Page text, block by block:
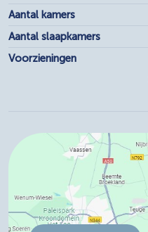
Aantal kamers
Aantal slaapkamers
Voorzieningen